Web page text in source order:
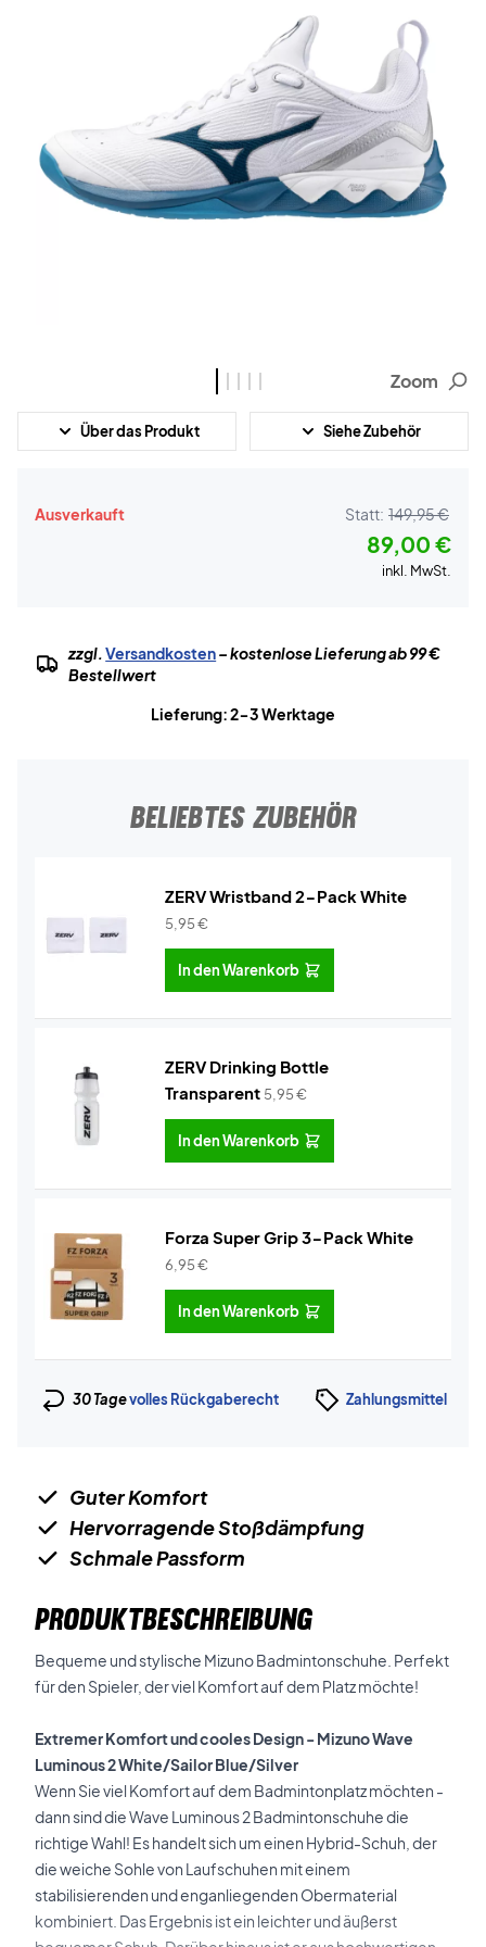
Zoom
Über das Produkt Siehe Zubehör
Ausverkauft Statt: 149,95 €
89,00 €
inkl. MwSt.
zzgl.Versandkosten– kostenlose Lieferung ab 99 €
Bestellwert
Lieferung: 2-3 Werktage
BELIEBTES ZUBEHÖR
ZERV Wristband 2-Pack White
5,95€
In den Warenkorb
ZERV Drinking Bottle
Transparent 5,95€
In den Warenkorb
Forza Super Grip 3-Pack White
6,95€
In den Warenkorb
30 Tagevolles Rückgaberecht Zahlungsmittel
Guter Komfort
Hervorragende Stoßdämpfung
Schmale Passform
PRODUKTBESCHREIBUNG
Bequeme und stylische Mizuno Badmintonschuhe. Perfekt
für den Spieler, der viel Komfort auf dem Platz möchte!
Extremer Komfort und cooles Design -Mizuno Wave
Luminous 2 White/Sailor Blue/Silver
Wenn Sie viel Komfort auf dem Badmintonplatz möchten -
dann sind die Wave Luminous 2 Badmintonschuhe die
richtige Wahl! Es handelt sich um einen Hybrid-Schuh, der
die weiche Sohle von Laufschuhen mit einem
stabilisierenden und enganliegenden Obermaterial
kombiniert. Das Ergebnis ist ein leichter und äußerst